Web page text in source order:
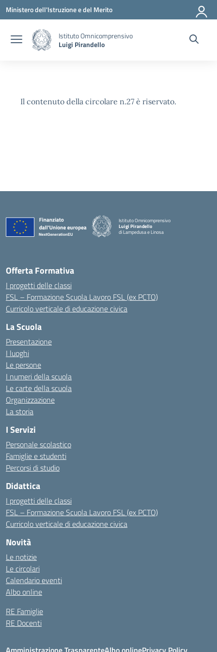
Vai ai contenuti
Vai al menu di navigazione
Vai al footer
Ministero dell'Istruzione e del Merito
Istituto Omnicomprensivo
Luigi Pirandello
Il contenuto della circolare n.27 è riservato.
Istituto Omnicomprensivo
Luigi Pirandello
di Lampedusa e Linosa
Offerta Formativa
I progetti delle classi
FSL – Formazione Scuola Lavoro FSL (ex PCTO)
Curricolo verticale di educazione civica
La Scuola
Presentazione
I luoghi
Le persone
I numeri della scuola
Le carte della scuola
Organizzazione
La storia
I Servizi
Personale scolastico
Famiglie e studenti
Percorsi di studio
Didattica
I progetti delle classi
FSL – Formazione Scuola Lavoro FSL (ex PCTO)
Curricolo verticale di educazione civica
Novità
Le notizie
Le circolari
Calendario eventi
Albo online
RE Famiglie
RE Docenti